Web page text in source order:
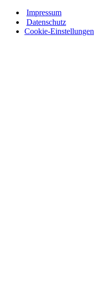
Impressum
Datenschutz
Cookie-Einstellungen